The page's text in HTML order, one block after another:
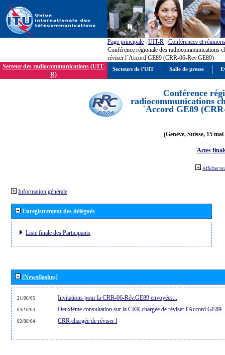
Page principale : UIT-R : Conférences et réunions
Conférence régionale des radiocommunications
réviser l´Accord GE89 (CRR-06-Rev.GE89)
Secteur des radiocommunications (UIT-
R)
Conférence
radiocommunications
´Accord GE89
(Genève, Suisse, 15
Actes
Afficher
Information générale
Enregistrement des délégués
Liste finale des Participants
[Newsflashes]
21/06/05 Invitations pour la CRR-06-Rév.GE89 envoyées...
04/10/04 Deuxième consultation sur la CRR chargée de réviser l'Accord
02/08/04 CRR chargée de réviser l
Secteurs de l'UIT Salle de presse